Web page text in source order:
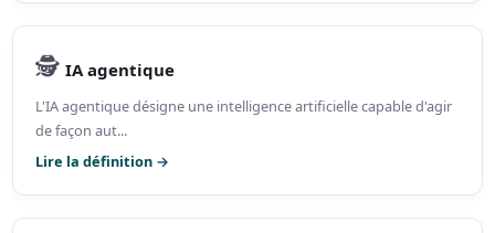
🕵️ IA agentique
L'IA agentique désigne une intelligence artificielle capable d'agir
de façon aut...
Lire la définition →